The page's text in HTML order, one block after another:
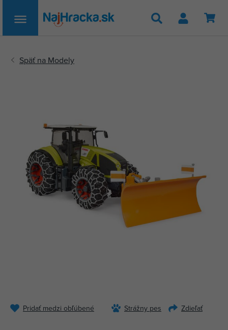
Hľadať
Pridať medzi obľúbené Strážny pes Zdieľať